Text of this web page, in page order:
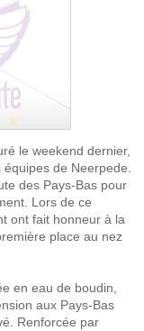
le weekend dernier,
de Neerpede.
des Pays-Bas pour
Lors de ce
ont fait honneur à la
place au nez
en eau de boudin,
aux Pays-Bas
Renforcée par